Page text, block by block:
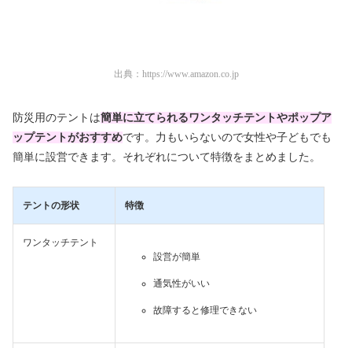
出典： https://www.amazon.co.jp
防災用のテントは簡単に立てられるワンタッチテントやポップア
ップテントがおすすめです。力もいらないので女性や子どもでも
簡単に設営できます。それぞれについて特徴をまとめました。
テントの形状 特徴
ワンタッチテント
設営が簡単
通気性がいい
故障すると修理できない